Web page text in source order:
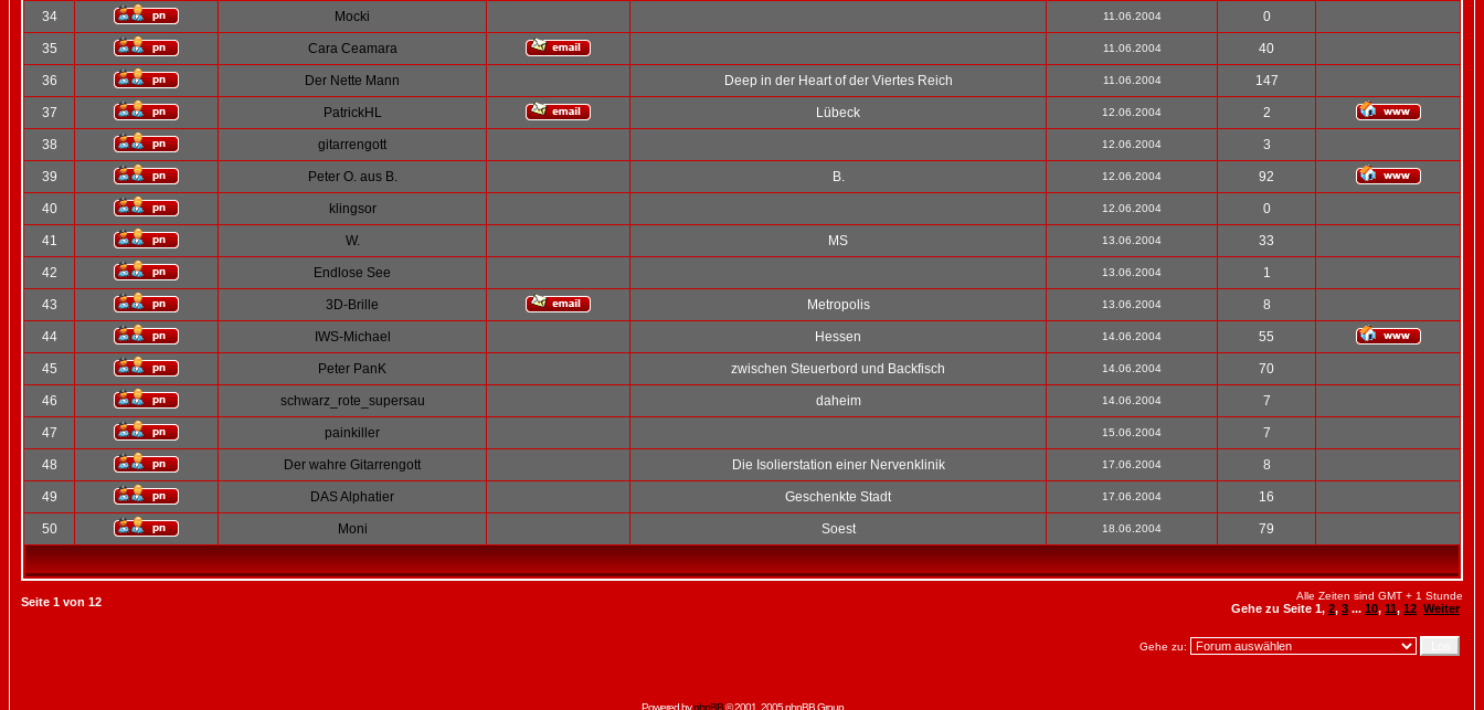
34 Mocki 11.06.2004 0
35 Cara Ceamara 11.06.2004 40
36 Der Nette Mann Deep in der Heart of der Viertes Reich 11.06.2004 147
37 PatrickHL Lübeck 12.06.2004 2
38 gitarrengott 12.06.2004 3
39 Peter O. aus B. B. 12.06.2004 92
40 klingsor 12.06.2004 0
41 W. MS 13.06.2004 33
42 Endlose See 13.06.2004 1
43 3D-Brille Metropolis 13.06.2004 8
44 IWS-Michael Hessen 14.06.2004 55
45 Peter PanK zwischen Steuerbord und Backfisch 14.06.2004 70
46 schwarz_rote_supersau daheim 14.06.2004 7
47 painkiller 15.06.2004 7
48 Der wahre Gitarrengott Die Isolierstation einer Nervenklinik 17.06.2004 8
49 DAS Alphatier Geschenkte Stadt 17.06.2004 16
50 Moni Soest 18.06.2004 79
Seite 1 von 12 Alle Zeiten sind GMT + 1 Stunde
Gehe zu Seite 1, 2, 3 ... 10, 11, 12 Weiter
Gehe zu:
Powered byphpBB© 2001, 2005 phpBB Group